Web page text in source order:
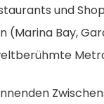
und
(Marina Bay,